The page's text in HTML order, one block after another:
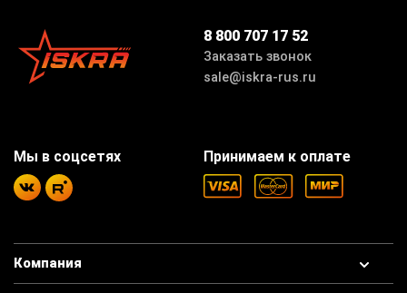
8 800 707 17 52
Заказать звонок
sale@iskra-rus.ru
Компания
Принимаем к оплате
Мы в соцсетях